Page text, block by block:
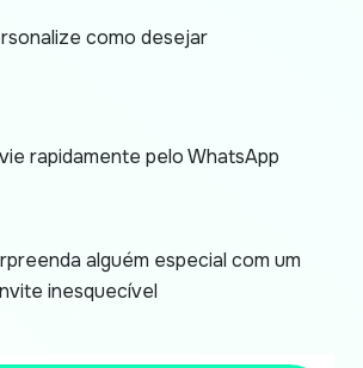
como desejar
rapidamente pelo WhatsApp
alguém especial com um
inesquecível